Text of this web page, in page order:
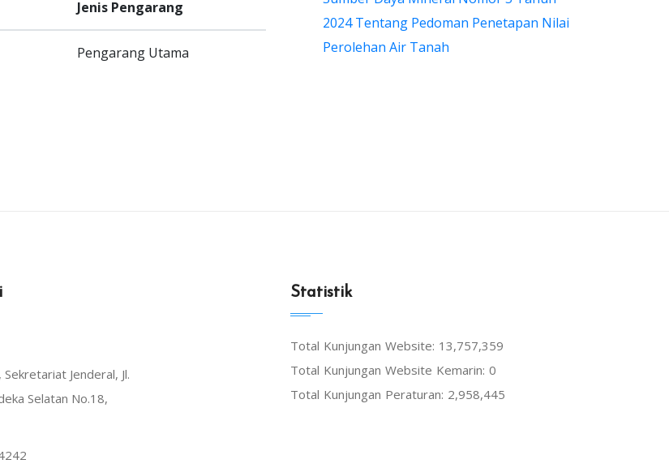
Jenis Pengarang
Pengarang Utama
2024 Tentang Pedoman Penetapan Nilai
Perolehan Air Tanah
Jenderal, Jl.
Selatan No.18,
Statistik
Total Kunjungan Website: 13,757,359
Total Kunjungan Website Kemarin: 0
Total Kunjungan Peraturan: 2,958,445